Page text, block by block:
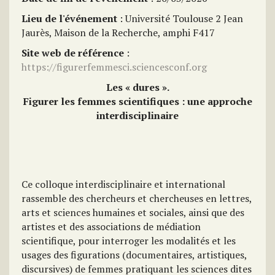
Lieu de l'événement : Université Toulouse 2 Jean
Jaurès, Maison de la Recherche, amphi F417
Site web de référence :
https://figurerfemmesci.sciencesconf.org
Les « dures ».
Figurer les femmes scientifiques : une approche
interdisciplinaire
Ce colloque interdisciplinaire et international
rassemble des chercheurs et chercheuses en lettres,
arts et sciences humaines et sociales, ainsi que des
artistes et des associations de médiation
scientifique, pour interroger les modalités et les
usages des figurations (documentaires, artistiques,
discursives) de femmes pratiquant les sciences dites